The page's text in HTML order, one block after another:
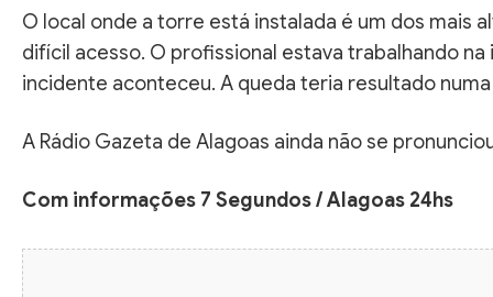
O local onde a torre está instalada é um dos mais
difícil acesso. O profissional estava trabalhando
incidente aconteceu. A queda teria resultado
A Rádio Gazeta de Alagoas ainda não se
Com informações 7 Segundos / Alagoas 24hs